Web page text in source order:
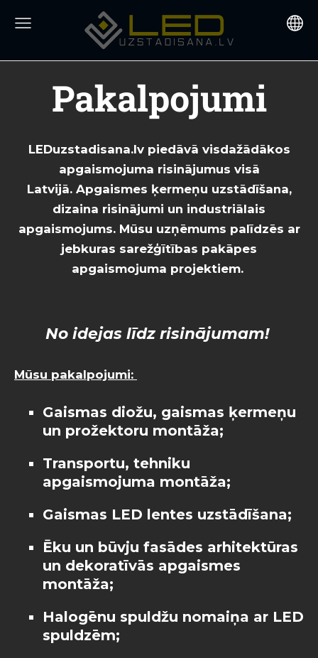
Pakalpojumi
LEDuzstadisana.lv piedāvā visdažādākos
apgaismojuma risinājumus visā
Latvijā. Apgaismes ķermeņu uzstādīšana,
dizaina risinājumi un industriālais
apgaismojums. Mūsu uzņēmums palīdzēs ar
jebkuras sarežģītības pakāpes
apgaismojuma projektiem.
No idejas līdz risinājumam!
Mūsu pakalpojumi:
Gaismas diožu, gaismas ķermeņu
un prožektoru montāža;
Transportu, tehniku
apgaismojuma montāža;
Gaismas LED lentes uzstādīšana;
Ēku un būvju fasādes arhitektūras
un dekoratīvās apgaismes
montāža;
Halogēnu spuldžu nomaiņa ar LED
spuldzēm;